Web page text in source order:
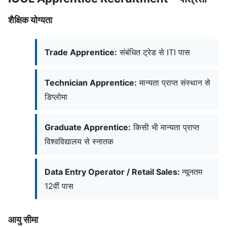
शैक्षिक योग्यता
Trade Apprentice: संबंधित ट्रेड से ITI पास
Technician Apprentice: मान्यता प्राप्त संस्थान से
डिप्लोमा
Graduate Apprentice: किसी भी मान्यता प्राप्त
विश्वविद्यालय से स्नातक
Data Entry Operator / Retail Sales:न्यूनतम
12वीं पास
आयु सीमा